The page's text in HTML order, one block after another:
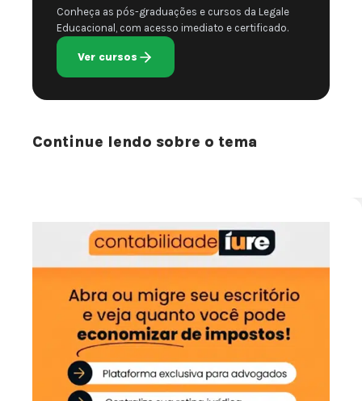
Conheça as pós-graduações e cursos da Legale
Educacional, com acesso imediato e certificado.
Ver cursos
Continue lendo sobre o tema